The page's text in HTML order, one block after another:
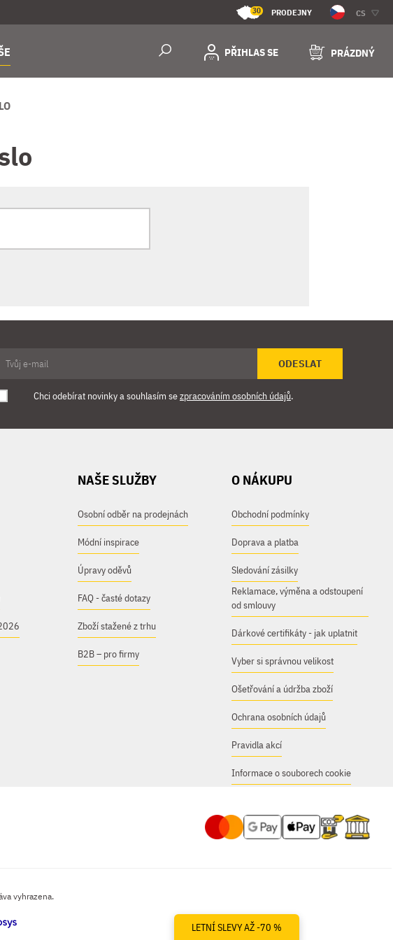
30 PRODEJNY CS
PŘIHLAS SE PRÁZDNÝ
ODESLAT
Chci odebírat novinky a souhlasím sezpracováním osobních údajů.
NAŠE SLUŽBY
Osobní odběr na prodejnách
Módní inspirace
Úpravy oděvů
FAQ - časté dotazy
Zboží stažené z trhu
B2B – pro firmy
O NÁKUPU
Obchodní podmínky
Doprava a platba
Sledování zásilky
Reklamace, výměna a odstoupení
od smlouvy
Dárkové certifikáty - jak uplatnit
Vyber si správnou velikost
Ošetřování a údržba zboží
Ochrana osobních údajů
Pravidla akcí
Informace o souborech cookie
vyhrazena.
LETNÍ SLEVY AŽ -70 %